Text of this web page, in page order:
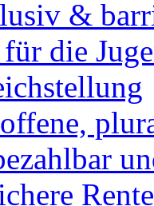
&
die